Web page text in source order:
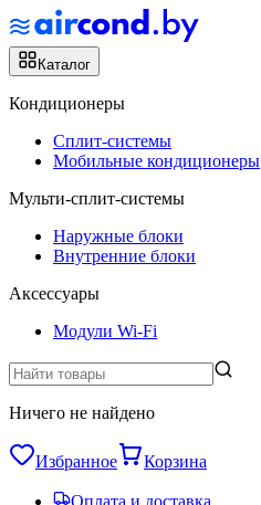
Каталог
Кондиционеры
Сплит-системы
Мобильные кондиционеры
Мульти-сплит-системы
Наружные блоки
Внутренние блоки
Аксессуары
Модули Wi-Fi
Ничего не найдено
Избранное Корзина
Оплата и доставка